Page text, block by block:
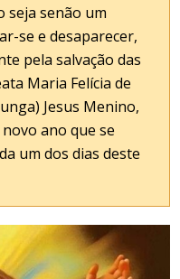
seja senão um
se e desaparecer,
pela salvação das
Maria Felícia de
Jesus Menino,
ano que se
um dos dias deste